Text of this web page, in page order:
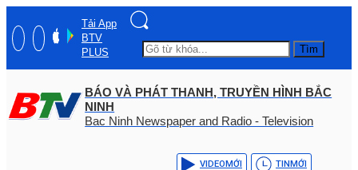
Tải App
BTV
PLUS
Tìm
BÁO VÀ PHÁT THANH, TRUYỀN HÌNH BẮC
NINH
Bac Ninh Newspaper and Radio - Television
VIDEOMỚI TINMỚI